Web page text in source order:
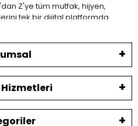
Z'ye tüm mutfak, hijyen,
tek bir dijital platformda
süreçlerinizi hızlandırıyoruz.
Zengin